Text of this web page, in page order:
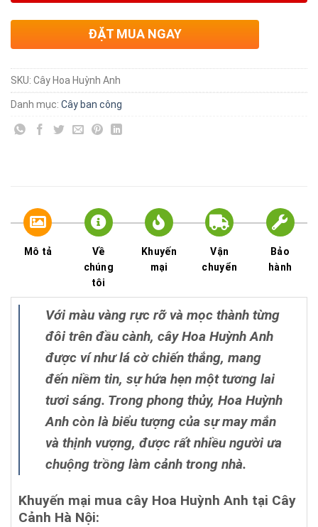
ĐẶT MUA NGAY
SKU: Cây Hoa Huỳnh Anh
Danh mục: Cây ban công
Mô tả
Về
chúng
tôi
Khuyến
mại
Vận
chuyển
Bảo
hành
Với màu vàng rực rỡ và mọc thành từng
đôi trên đầu cành, cây Hoa Huỳnh Anh
được ví như lá cờ chiến thắng, mang
đến niềm tin, sự hứa hẹn một tương lai
tươi sáng. Trong phong thủy, Hoa Huỳnh
Anh còn là biểu tượng của sự may mắn
và thịnh vượng, được rất nhiều người ưa
chuộng trồng làm cảnh trong nhà.
Khuyến mại mua cây Hoa Huỳnh Anh tại Cây
Cảnh Hà Nội: